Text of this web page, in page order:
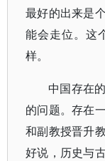
最好的出来是
能会走位。这
样。
中国存在
的问题。存在
和副教授晋升
好说，历史与